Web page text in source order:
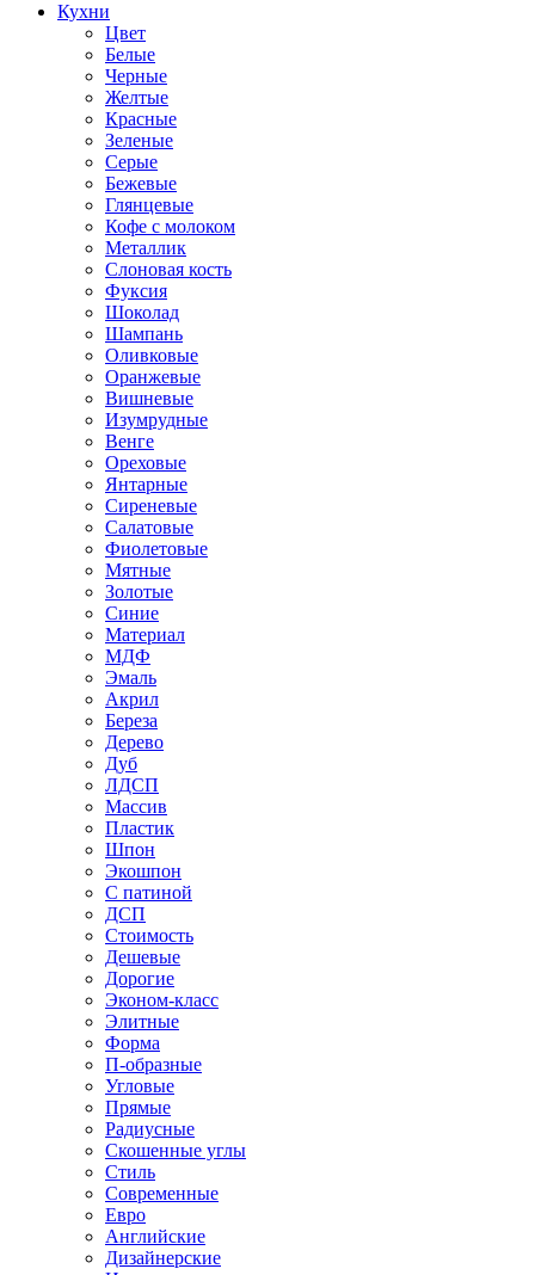
Кухни
Цвет
Белые
Черные
Желтые
Красные
Зеленые
Серые
Бежевые
Глянцевые
Кофе с молоком
Металлик
Слоновая кость
Фуксия
Шоколад
Шампань
Оливковые
Оранжевые
Вишневые
Изумрудные
Венге
Ореховые
Янтарные
Сиреневые
Салатовые
Фиолетовые
Мятные
Золотые
Синие
Материал
МДФ
Эмаль
Акрил
Береза
Дерево
Дуб
ЛДСП
Массив
Пластик
Шпон
Экошпон
С патиной
ДСП
Стоимость
Дешевые
Дорогие
Эконом-класс
Элитные
Форма
П-образные
Угловые
Прямые
Радиусные
Скошенные углы
Стиль
Современные
Евро
Английские
Дизайнерские